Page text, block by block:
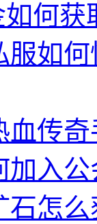
何获
服如
血传
加入公
石怎